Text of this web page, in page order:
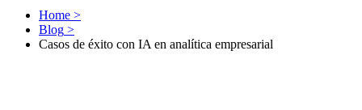
Home >
Blog >
Casos de éxito con IA en analítica empresarial